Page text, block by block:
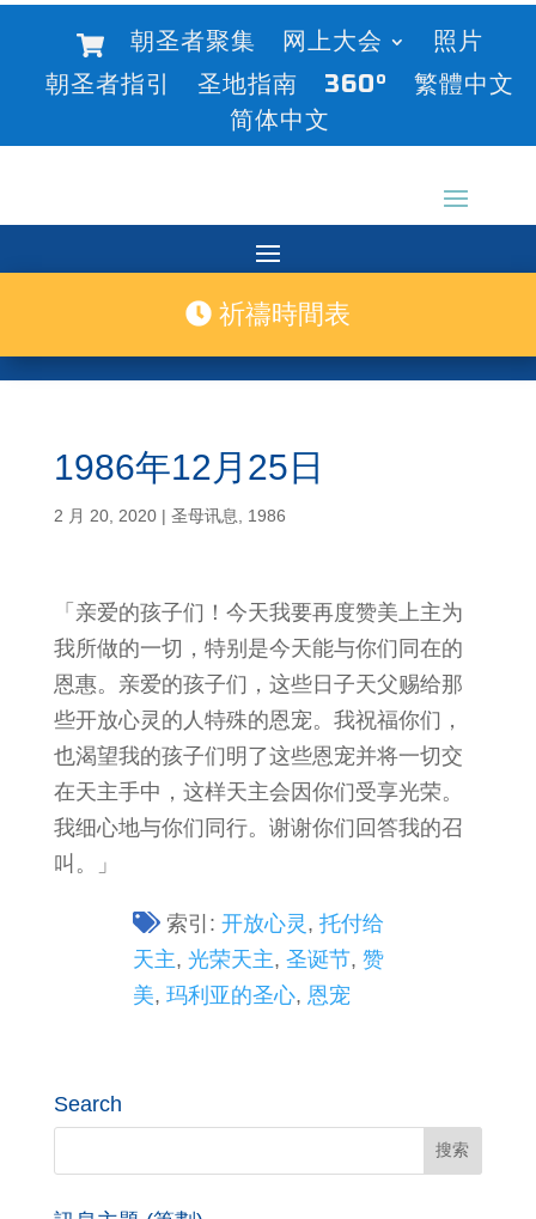
朝圣者聚集 网上大会
照片
朝圣者指引
圣地指南 360°
繁體中文
简体中文
祈禱時間表
1986年12月25日
2 月 20, 2020| 圣母讯息 1986
「亲爱的孩子们！今天我要再度赞美上主为
我所做的一切，特别是今天能与你们同在的
恩惠。亲爱的孩子们，这些日子天父赐给那
些开放心灵的人特殊的恩宠。我祝福你们，
也渴望我的孩子们明了这些恩宠并将一切交
在天主手中，这样天主会因你们受享光荣。
我细心地与你们同行。谢谢你们回答我的召
叫。」
索引: 开放心灵 , 托付给
天主,光荣天主,圣诞节,赞
美,玛利亚的圣心,恩宠
Search